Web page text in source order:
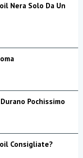
Nera Solo Da Un
Pochissimo
Consigliate?